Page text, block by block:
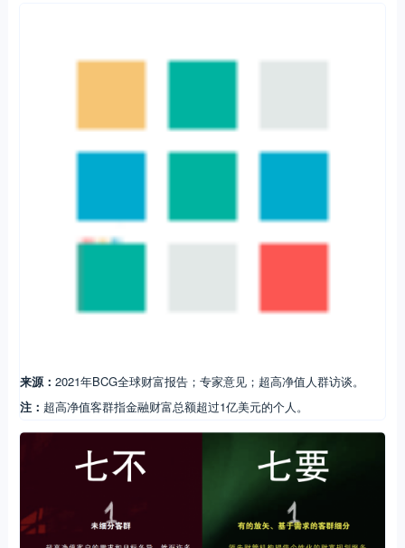
来源： 2021年BCG全球财富报告；专家意见；超高净值人群访谈。
注： 超高净值客群指金融财富总额超过1亿美元的个人。